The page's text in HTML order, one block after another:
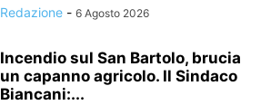
Redazione - 6 Agosto 2026
Incendio sul San Bartolo, brucia
un capanno agricolo. Il Sindaco
Biancani:...